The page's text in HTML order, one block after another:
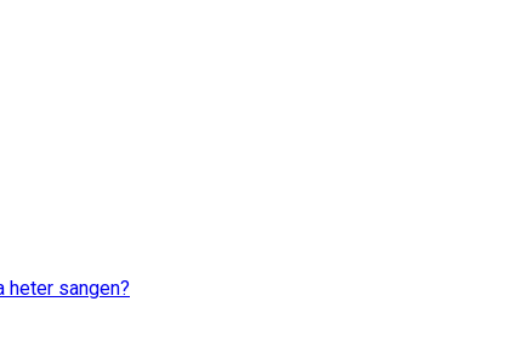
heter sangen?